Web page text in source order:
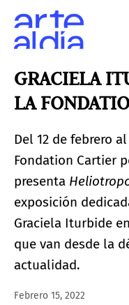
GRACIELA
LA
Del 12 de febrero
Fondation Cartier
presenta
exposición
Graciela Iturbide
que van desde la
actualidad.
Febrero 15, 2022